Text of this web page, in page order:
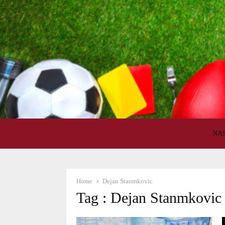
Home Dejan Stanmkovic
Tag : Dejan Stanmkovic